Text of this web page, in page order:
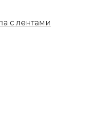
с лентами